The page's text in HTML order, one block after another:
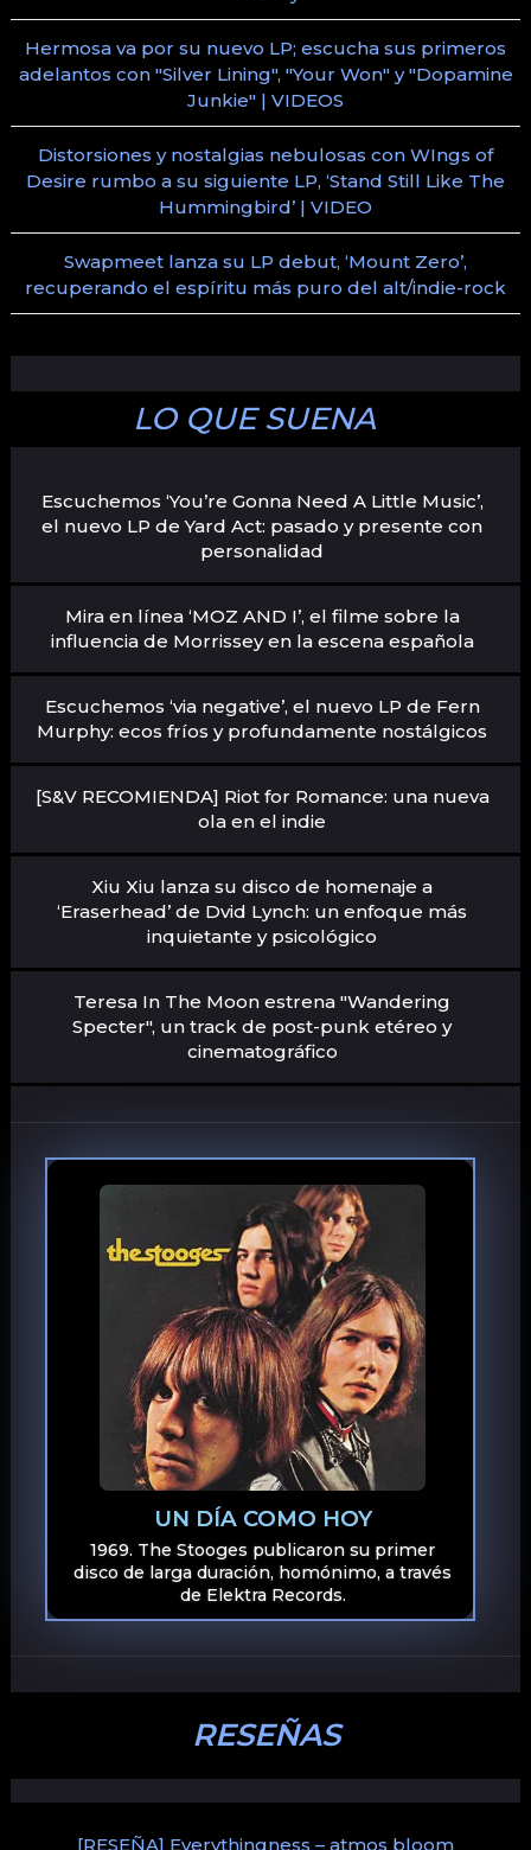
Hermosa va por su nuevo LP; escucha sus primeros
adelantos con "Silver Lining", "Your Won" y "Dopamine
Junkie" | VIDEOS
Distorsiones y nostalgias nebulosas con WIngs of
Desire rumbo a su siguiente LP, ‘Stand Still Like The
Hummingbird’ | VIDEO
Swapmeet lanza su LP debut, ‘Mount Zero’,
recuperando el espíritu más puro del alt/indie-rock
LO QUE SUENA
Escuchemos ‘You’re Gonna Need A Little Music’,
el nuevo LP de Yard Act: pasado y presente con
personalidad
Mira en línea ‘MOZ AND I’, el filme sobre la
influencia de Morrissey en la escena española
Escuchemos ‘via negative’, el nuevo LP de Fern
Murphy: ecos fríos y profundamente nostálgicos
[S&V RECOMIENDA] Riot for Romance: una nueva
ola en el indie
Xiu Xiu lanza su disco de homenaje a
‘Eraserhead’ de Dvid Lynch: un enfoque más
inquietante y psicológico
Teresa In The Moon estrena "Wandering
Specter", un track de post-punk etéreo y
cinematográfico
UN DÍA COMO HOY
1969. The Stooges publicaron su primer
disco de larga duración, homónimo, a través
de Elektra Records.
RESEÑAS
[RESEÑA] Everythingness – atmos bloom